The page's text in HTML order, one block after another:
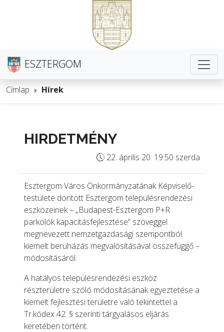
ESZTERGOM
Címlap Hírek
HIRDETMÉNY
22. április 20. 19:50 szerda
Esztergom Város Önkormányzatának Képviselő-
testülete döntött Esztergom településrendezési
eszközeinek – „Budapest-Esztergom P+R
parkolók kapacitásfejlesztése” szöveggel
megnevezett nemzetgazdasági szempontból
kiemelt beruházás megvalósításával összefüggő –
módosításáról.
A hatályos településrendezési eszköz
részterületre szóló módosításának egyeztetése a
kiemelt fejlesztési területre való tekintettel a
Tr.kódex 42. § szerinti tárgyalásos eljárás
keretében történt.